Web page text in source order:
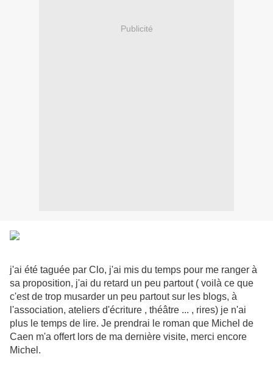
Publicité
j'ai été taguée par Clo, j'ai mis du temps pour me ranger à
sa proposition, j'ai du retard un peu partout ( voilà ce que
c'est de trop musarder un peu partout sur les blogs, à
l'association, ateliers d'écriture , théâtre ... , rires) je n'ai
plus le temps de lire. Je prendrai le roman que Michel de
Caen m'a offert lors de ma dernière visite, merci encore
Michel.